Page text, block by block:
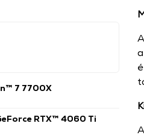
7 7700X
RTX™ 4060 Ti